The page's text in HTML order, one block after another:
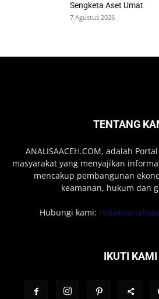
Sengketa Aset Umat
7 Agustus 2026
TENTANG
ANALISAACEH.COM, adalah
masyarakat yang menyajikan
mencakup pembangunan
keamanan, hukum dan
Hubungi kami:
IKUTI KAMI